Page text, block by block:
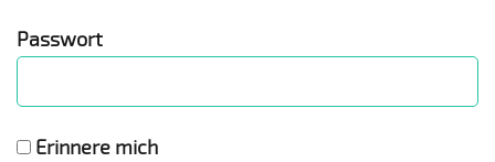
Passwort
Erinnere mich